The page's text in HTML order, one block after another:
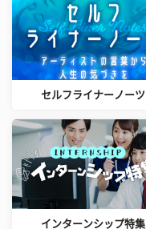
セルフライナーノーツ
インターンシップ特集